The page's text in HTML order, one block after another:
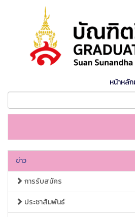
หน้าหลั
ข่าว
การรับสมัคร
ประชาสัมพันธ์